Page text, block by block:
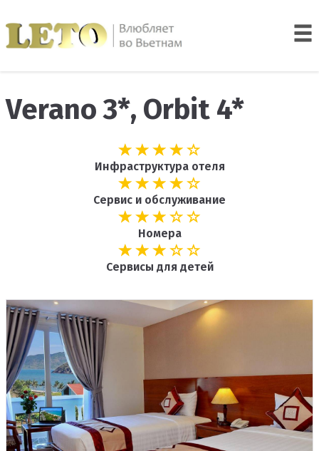
Verano 3*, Orbit 4*
Инфраструктура отеля
Сервис и обслуживание
Номера
Сервисы для детей